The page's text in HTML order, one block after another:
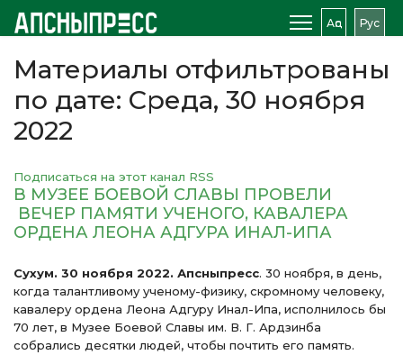
Аԥс Рус
Материалы отфильтрованы
по дате: Среда, 30 ноября
2022
Подписаться на этот канал RSS
В МУЗЕЕ БОЕВОЙ СЛАВЫ ПРОВЕЛИ
ВЕЧЕР ПАМЯТИ УЧЕНОГО, КАВАЛЕРА
ОРДЕНА ЛЕОНА АДГУРА ИНАЛ-ИПА
Сухум. 30 ноября 2022. Апсныпресс. 30 ноября, в день,
когда талантливому ученому-физику, скромному человеку,
кавалеру ордена Леона Адгуру Инал-Ипа, исполнилось бы
70 лет, в Музее Боевой Славы им. В. Г. Ардзинба
собрались десятки людей, чтобы почтить его память.